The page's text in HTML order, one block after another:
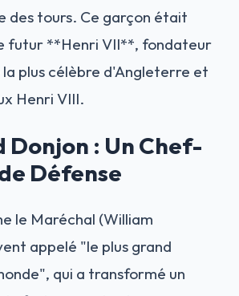
des tours. Ce garçon était
futur **Henri VII**, fondateur
plus célèbre d'Angleterre et
Henri VIII.
Donjon : Un Chef-
Défense
le Maréchal (William
appelé "le plus grand
qui a transformé un